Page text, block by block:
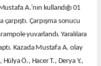
A.’nın kullandığı 01
Çarpışma sonucu
yuvarlandı. Yaralılara
Kazada Mustafa A. olay
Ö., Hacer T., Derya Y.,